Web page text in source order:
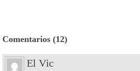
Comentarios (12)
El Vic